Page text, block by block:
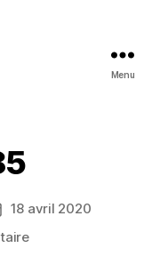
Menu
de
18 avril 2020
sur